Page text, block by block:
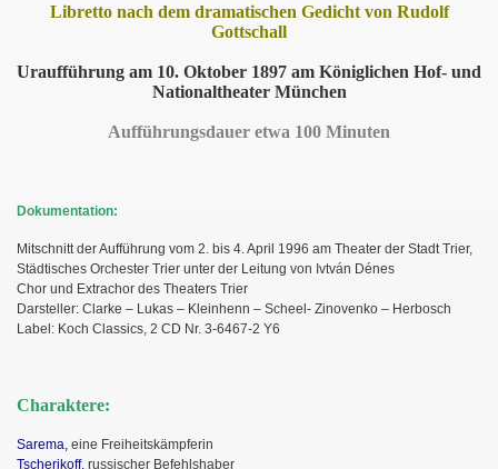
Libretto nach dem dramatischen Gedicht von Rudolf
Gottschall
Uraufführung am 10. Oktober 1897 am Königlichen Hof- und
Nationaltheater München
Aufführungsdauer etwa 100 Minuten
Dokumentation:
Mitschnitt der Aufführung vom 2. bis 4. April 1996 am Theater der Stadt Trier,
Städtisches Orchester Trier unter der Leitung von Ivtván Dénes
Chor und Extrachor des Theaters Trier
Darsteller: Clarke – Lukas – Kleinhenn – Scheel- Zinovenko – Herbosch
Label: Koch Classics, 2 CD Nr. 3-6467-2 Y6
Charaktere:
Sarema, eine Freiheitskämpferin
Tscherikoff, russischer Befehlshaber